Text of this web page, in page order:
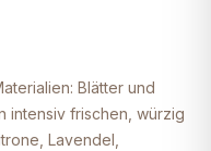
Blätter und
intensiv frischen, würzig
Lavendel,